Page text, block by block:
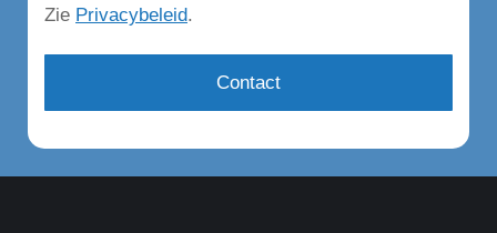
Zie Privacybeleid.